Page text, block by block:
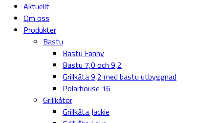
Aktuellt
Om oss
Produkter
Bastu
Bastu Fanny
Bastu 7,0 och 9,2
Grillkåta 9,2 med bastu utbyggnad
Polarhouse 16
Grillkåtor
Grillkåta Jackie